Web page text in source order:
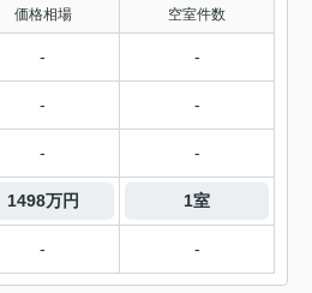
価格相場 空室件数
- -
- -
- -
1498万円 1室
- -